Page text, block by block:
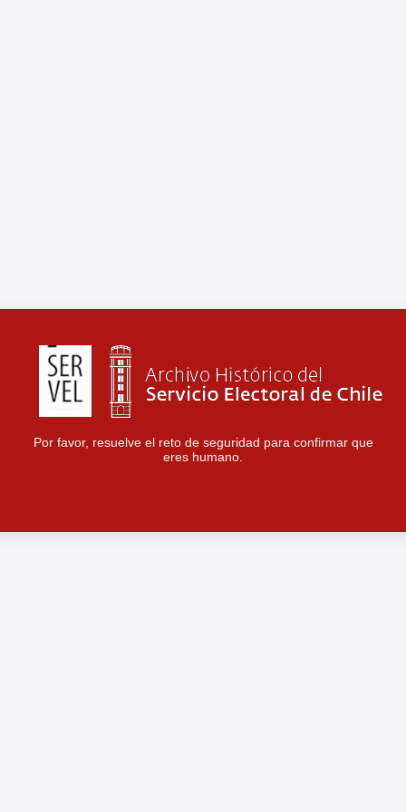
Por favor, resuelve el reto de seguridad para confirmar que
eres humano.